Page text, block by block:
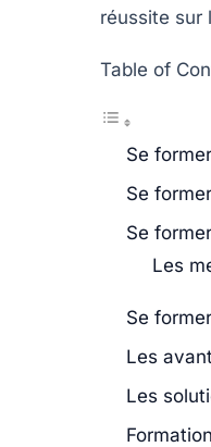
réussite sur
Table of
Se
Se
Se
Les
Se
Les
Les